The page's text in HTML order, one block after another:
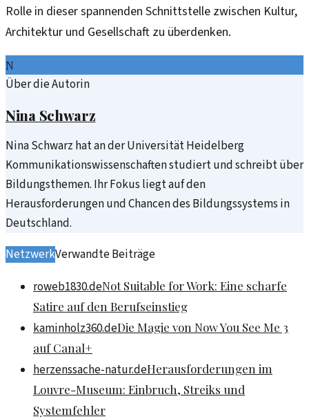
Rolle in dieser spannenden Schnittstelle zwischen Kultur,
Architektur und Gesellschaft zu überdenken.
N
Über die Autorin
Nina Schwarz
Nina Schwarz hat an der Universität Heidelberg
Kommunikationswissenschaften studiert und schreibt über
Bildungsthemen. Ihr Fokus liegt auf den
Herausforderungen und Chancen des Bildungssystems in
Deutschland.
NetzwerkVerwandte Beiträge
roweb1830.deNot Suitable for Work: Eine scharfe
Satire auf den Berufseinstieg
kaminholz360.deDie Magie von Now You See Me 3
auf Canal+
herzenssache-natur.deHerausforderungen im
Louvre-Museum: Einbruch, Streiks und
Systemfehler